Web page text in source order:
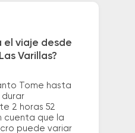
viaje desde
Varillas?
Tome hasta
durar
2 horas 52
cuenta que la
puede variar